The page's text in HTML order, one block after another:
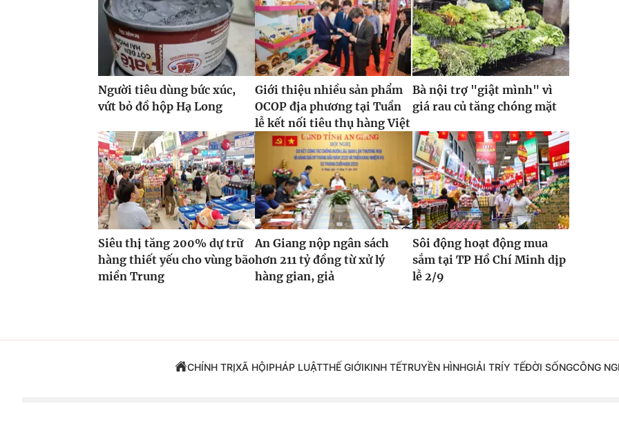
Người tiêu dùng bức xúc,
vứt bỏ đồ hộp Hạ Long
Giới thiệu nhiều sản phẩm
OCOP địa phương tại Tuần
lễ kết nối tiêu thụ hàng Việt
Bà nội trợ "giật mình" vì
giá rau củ tăng chóng mặt
Siêu thị tăng 200% dự trữ
hàng thiết yếu cho vùng bão
miền Trung
An Giang nộp ngân sách
hơn 211 tỷ đồng từ xử lý
hàng gian, giả
Sôi động hoạt động mua
sắm tại TP Hồ Chí Minh dịp
lễ 2/9
CHÍNH TRỊXÃ HỘIPHÁP LUẬTTHẾ GIỚIKINH TẾTRUYỀN HÌNHGIẢI TRÍY TẾĐỜI SỐNGCÔNG